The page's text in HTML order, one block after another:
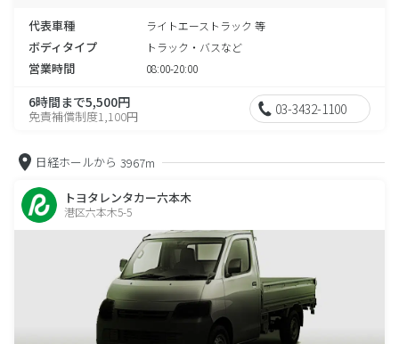
代表車種 ライトエーストラック 等
ボディタイプ トラック・バスなど
営業時間 08:00-20:00
6時間まで5,500円
免責補償制度1,100円 03-3432-1100
日経ホールから 3967m
トヨタレンタカー六本木
港区六本木5-5